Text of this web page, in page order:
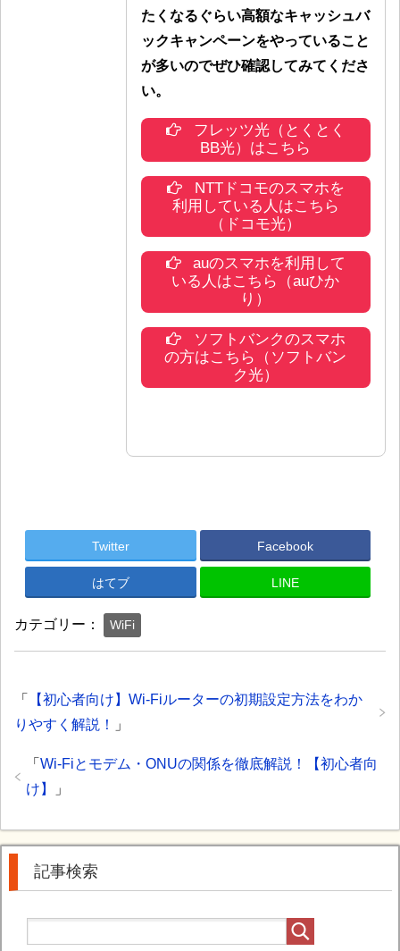
たくなるぐらい高額なキャッシュバ
ックキャンペーンをやっていること
が多いのでぜひ確認してみてくださ
い。
フレッツ光（とくとく
BB光）はこちら
NTTドコモのスマホを
利用している人はこちら
（ドコモ光）
auのスマホを利用して
いる人はこちら（auひか
り）
ソフトバンクのスマホ
の方はこちら（ソフトバン
ク光）
Twitter Facebook
はてブ LINE
カテゴリー： WiFi
「
【初心者向け】Wi-Fiルーターの初期設定方法をわか
りやすく解説！
」
「 Wi-Fiとモデム・ONUの関係を徹底解説！【初心者向
け】
」
記事検索